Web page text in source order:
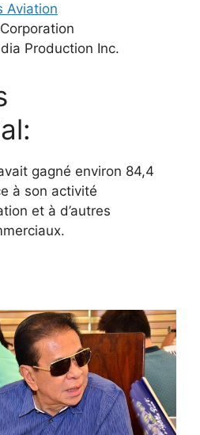
Aviation
Production Inc.
gagné environ 84,4
à son activité
et à d’autres